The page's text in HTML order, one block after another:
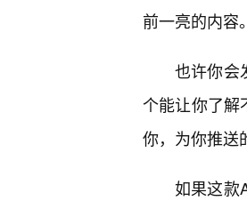
前一亮的内容。
也许你会
个能让你了解
你，为你推送
如果这款